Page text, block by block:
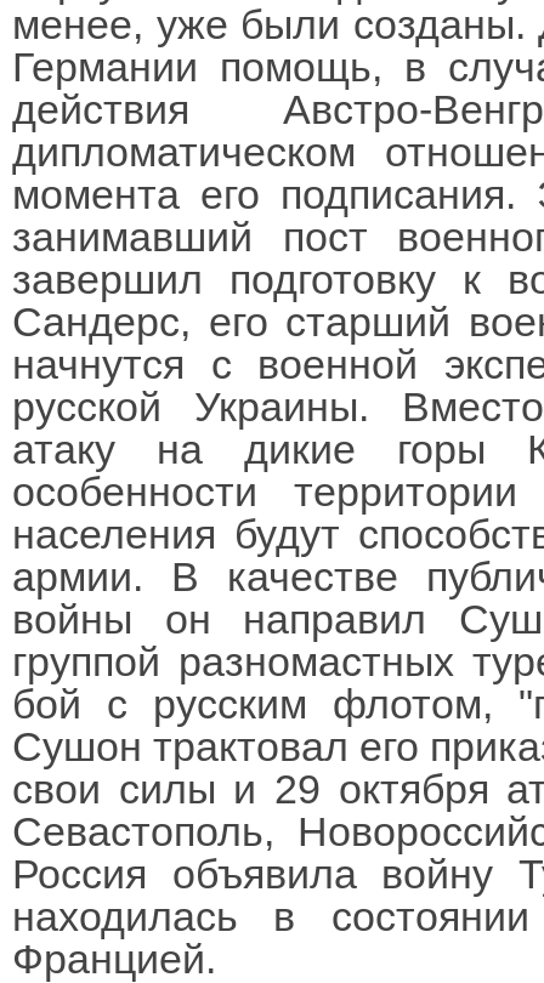
менее, уже были созданы.
Германии помощь, в
действия Австро-
дипломатическом
момента его
занимавший пост
завершил подготовку к
Сандерс, его старший
начнутся с военной
русской Украины.
атаку на дикие горы
особенности
населения будут
армии. В качестве
войны он направил
группой разномастных
бой с русским флотом,
Сушон трактовал его
свои силы и 29 октября
Севастополь,
Россия объявила войну
находилась в
Францией.